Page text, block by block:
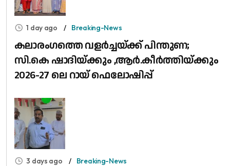
1 day ago Breaking-News
കലാരംഗത്തെ വളർച്ചയ്ക്ക് പിന്തുണ;
സി.കെ ഷാദിയ്ക്കും ,ആർ.കീർത്തിയ്ക്കും
2026-27 ലെ റായ് ഫെലോഷിപ്പ്
3 days ago Breaking-News